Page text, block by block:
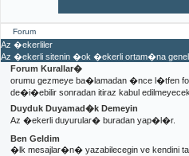
Forum
Az �ekerliler
Az �ekerli sitenin �ok �ekerli ortam�na
Forum Kurallar�
orumu gezmeye ba�lamadan �nce l�tfen
de�i�ebilir sonradan itiraz kabul
Duyduk Duyamad�k Demeyin
Az �ekerli duyurular� buradan yap�l�r.
Ben Geldim
�lk mesajlar�n� yazabilecegin ve kendini